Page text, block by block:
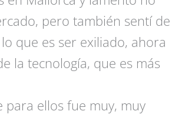
pero también sentí de
que es ser exiliado, ahora
la tecnología, que es más
para ellos fue muy, muy